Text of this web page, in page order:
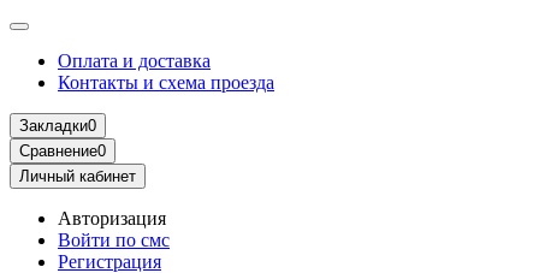
Оплата и доставка
Контакты и схема проезда
Закладки0
Сравнение0
Личный кабинет
Авторизация
Войти по смс
Регистрация